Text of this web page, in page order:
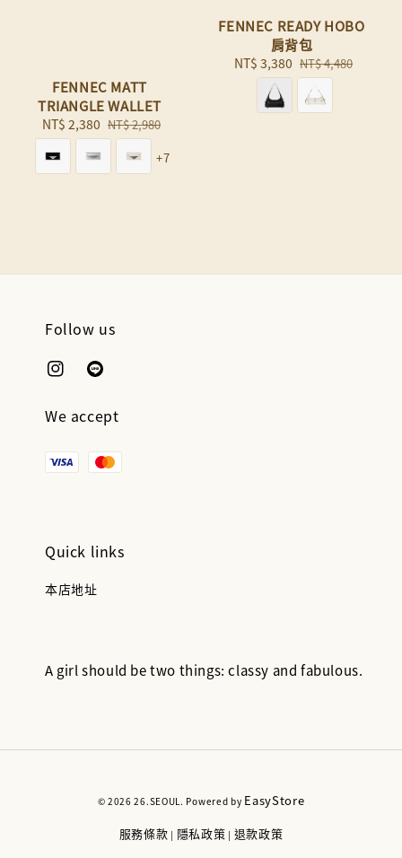
FENNEC MATT
TRIANGLE WALLET
Sale
price
NT$ 2,380 Regular
price
NT$ 2,980
+7
FENNEC READY HOBO
肩背包
Sale
price
NT$ 3,380 Regular
price
NT$ 4,480
Follow us
We accept
Quick links
本店地址
A girl should be two things: classy and fabulous.
© 2026 26.SEOUL. Powered by EasyStore
服務條款 | 隱私政策 | 退款政策